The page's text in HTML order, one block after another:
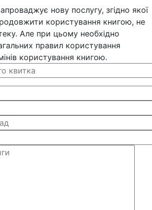
нову послугу, згідно якої
користування книгою, не
Але при цьому необхідно
правил користування
користування книгою.